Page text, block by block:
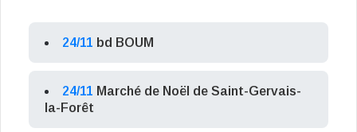
24/11 bd BOUM
24/11 Marché de Noël de Saint-Gervais-
la-Forêt